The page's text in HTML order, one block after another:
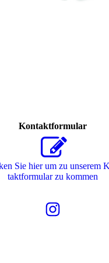
Kontaktformular
Sie hier um zu unserem
takt­for­mu­lar zu kommen